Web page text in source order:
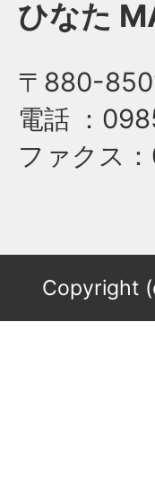
ひなた
〒880-
電話 ：
ファクス
Copyright